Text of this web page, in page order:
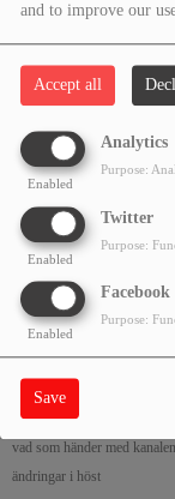
and to improve our
Accept all
Analytics
Enabled
Purpose:
Twitter
Enabled
Purpose:
Facebook
Enabled
Purpose:
Save
vad som händer med
ändringar i höst